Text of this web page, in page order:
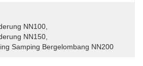
NN100
NN150
Samping Bergelombang NN200